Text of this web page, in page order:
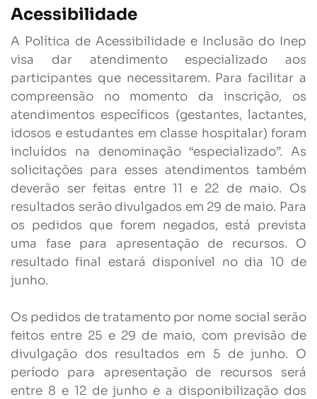
Acessibilidade
A Política de Acessibilidade e Inclusão do Inep
visa dar atendimento especializado aos
participantes que necessitarem. Para facilitar a
compreensão no momento da inscrição, os
atendimentos específicos (gestantes, lactantes,
idosos e estudantes em classe hospitalar) foram
incluídos na denominação “especializado”. As
solicitações para esses atendimentos também
deverão ser feitas entre 11 e 22 de maio. Os
resultados serão divulgados em 29 de maio. Para
os pedidos que forem negados, está prevista
uma fase para apresentação de recursos. O
resultado final estará disponível no dia 10 de
junho.
Os pedidos de tratamento por nome social serão
feitos entre 25 e 29 de maio, com previsão de
divulgação dos resultados em 5 de junho. O
período para apresentação de recursos será
entre 8 e 12 de junho e a disponibilização dos